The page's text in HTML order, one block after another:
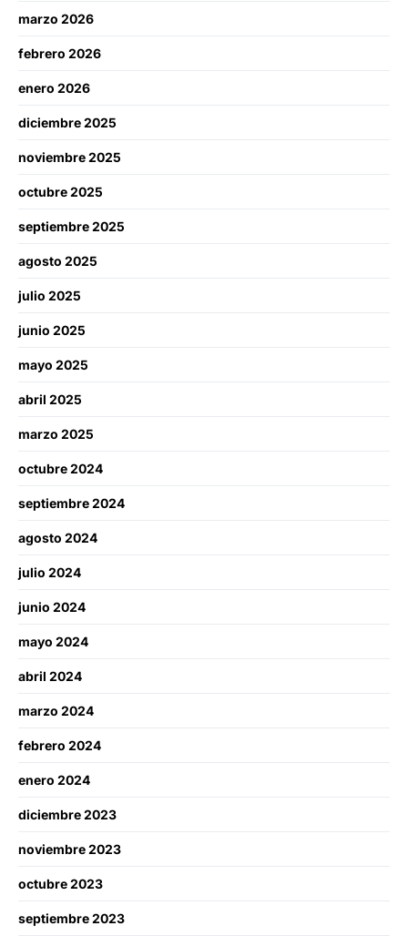
marzo 2026
febrero 2026
enero 2026
diciembre 2025
noviembre 2025
octubre 2025
septiembre 2025
agosto 2025
julio 2025
junio 2025
mayo 2025
abril 2025
marzo 2025
octubre 2024
septiembre 2024
agosto 2024
julio 2024
junio 2024
mayo 2024
abril 2024
marzo 2024
febrero 2024
enero 2024
diciembre 2023
noviembre 2023
octubre 2023
septiembre 2023